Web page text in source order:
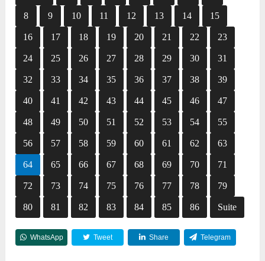
8 9 10 11 12 13 14 15
16 17 18 19 20 21 22 23
24 25 26 27 28 29 30 31
32 33 34 35 36 37 38 39
40 41 42 43 44 45 46 47
48 49 50 51 52 53 54 55
56 57 58 59 60 61 62 63
64 65 66 67 68 69 70 71
72 73 74 75 76 77 78 79
80 81 82 83 84 85 86 Suite
WhatsApp Tweet Share Telegram